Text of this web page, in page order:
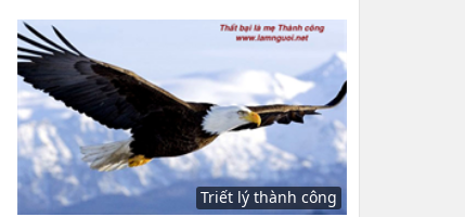
công luôn là bài học quý hơn ngàn vàng mà
bất kỳ ai muốn thành công đều phải trải
qua và vượt qua thử thách.
Triết lý thành công